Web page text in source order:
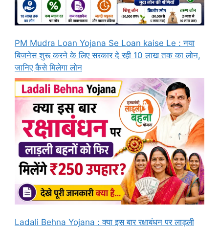
PM Mudra Loan Yojana Se Loan kaise Le : नया
बिजनेस शुरू करने के लिए सरकार दे रही 10 लाख तक का लोन,
जानिए कैसे मिलेगा लोन
Ladali Behna Yojana : क्या इस बार रक्षाबंधन पर लाड़ली